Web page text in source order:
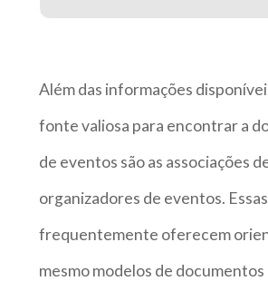
Além das informações
fonte valiosa para encontrar a
de eventos são as associações
organizadores de eventos.
frequentemente oferecem
mesmo modelos de